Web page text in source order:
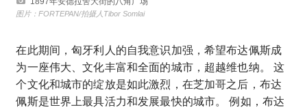
图片：FORTEPAN/拍摄人Tibor Somlai
在此期间，匈牙利人的自我意识加强，希望布达佩斯成
为一座伟大、文化丰富和全面的城市，超越维也纳。 这
个文化和城市的绽放是如此激烈，在芝加哥之后，布达
佩斯是世界上最具活力和发展最快的城市。 例如，布达